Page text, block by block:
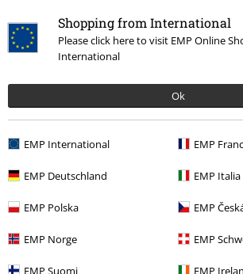
Shopping from International
Please click here to visit EMP Online
International
Ok
EMP International EMP
EMP Deutschland EMP Italia
EMP Polska EMP
EMP Norge EMP
EMP Suomi EMP
Verifizierte Rezension
War diese Bewertung hilfreich für dich?
Berenice H.
150 Bewertungen
Geschrieben am: Freitag,